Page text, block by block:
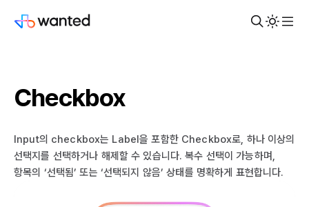
Checkbox
Input의 checkbox는 Label을 포함한 Checkbox로, 하나 이상의
선택지를 선택하거나 해제할 수 있습니다. 복수 선택이 가능하며,
항목의 ‘선택됨’ 또는 ‘선택되지 않음’ 상태를 명확하게 표현합니다.